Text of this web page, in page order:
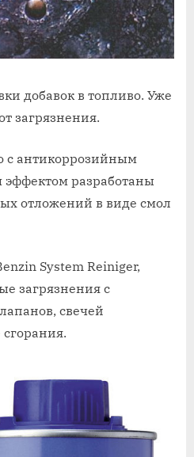
добавок в топливо. Уже
загрязнения.
с антикоррозийным
разработаны
отложений в виде смол
System Reiniger,
загрязнения с
свечей